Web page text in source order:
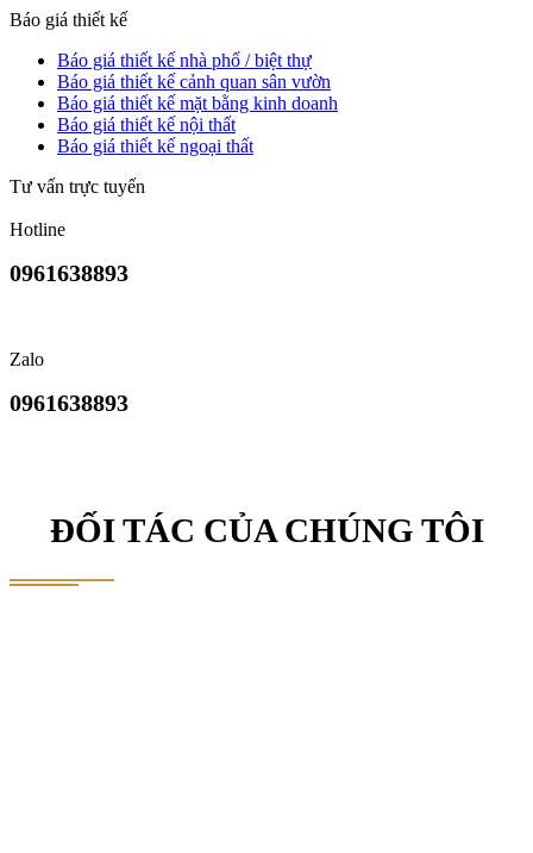
Báo giá thiết kế
Báo giá thiết kế nhà phố / biệt thự
Báo giá thiết kế cảnh quan sân vườn
Báo giá thiết kế mặt bằng kinh doanh
Báo giá thiết kế nội thất
Báo giá thiết kế ngoại thất
Tư vấn trực tuyến
Hotline
0961638893
Zalo
0961638893
ĐỐI TÁC CỦA CHÚNG TÔI